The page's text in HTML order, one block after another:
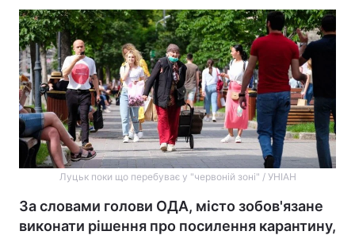
Луцьк поки що перебуває у "червоній зоні" / УНІАН
За словами голови ОДА, місто зобов'язане
виконати рішення про посилення карантину,